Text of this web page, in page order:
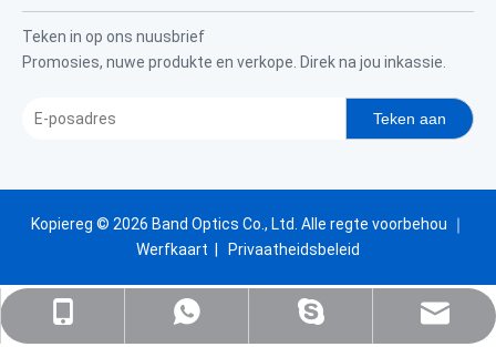
+86-159-5177-5819
+86 15951775819
verkope@nj-optika.com
Teken in op ons nuusbrief
Promosies, nuwe produkte en verkope. Direk na jou inkassie.
Teken aan
Kopiereg © 2026 Band Optics Co., Ltd. Alle regte voorbehou ｜
Werfkaart
Privaatheidsbeleid